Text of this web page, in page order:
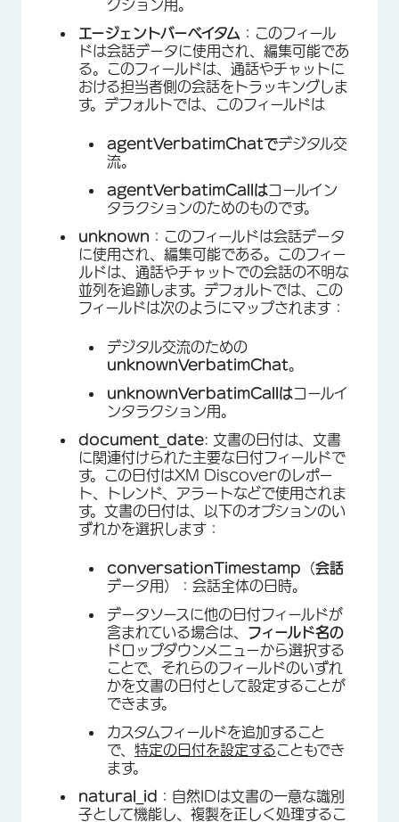
クション用。
エージェントバーベイタム ：このフィール
ドは会話データに使用され、編集可能であ
る。このフィールドは、通話やチャットに
おける担当者側の会話をトラッキングしま
す。デフォルトでは、このフィールドは
agentVerbatimChatでデジタル交
流。
agentVerbatimCallはコールイン
タラクションのためのものです。
unknown ：このフィールドは会話データ
に使用され、編集可能である。このフィー
ルドは、通話やチャットでの会話の不明な
並列を追跡します。デフォルトでは、この
フィールドは次のようにマップされます：
デジタル交流のための
unknownVerbatimChat。
unknownVerbatimCallはコールイ
ンタラクション用。
document_date: 文書の日付は、文書
に関連付けられた主要な日付フィールドで
す。この日付はXM Discoverのレポー
ト、トレンド、アラートなどで使用されま
す。文書の日付は、以下のオプションのい
ずれかを選択します：
conversationTimestamp （会話
データ用）：会話全体の日時。
データソースに他の日付フィールドが
含まれている場合は、 フィールド名の
ドロップダウンメニューから選択する
ことで、それらのフィールドのいずれ
かを文書の日付として設定することが
できます。
カスタムフィールドを追加すること
で、 特定の日付を設定することもでき
ます。
natural_id
：自然IDは文書の一意な識別
子として機能し、複製を正しく処理するこ